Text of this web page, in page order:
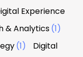
Experience
& Analytics(1)
(1)
Digital